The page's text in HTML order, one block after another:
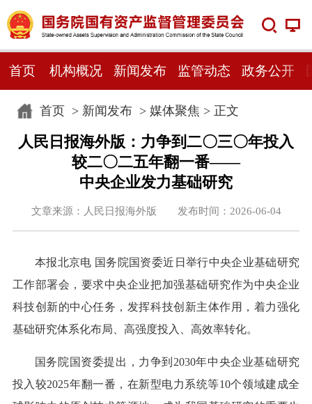
首页 机构概况 新闻发布 监管动态 政务公开
首页> 新闻发布> 媒体聚焦 > 正文
人民日报海外版：力争到二〇三〇年投入
较二〇二五年翻一番——
中央企业发力基础研究
文章来源：人民日报海外版 发布时间：2026-06-04
本报北京电 国务院国资委近日举行中央企业基础研究
工作部署会，要求中央企业把加强基础研究作为中央企业
科技创新的中心任务，发挥科技创新主体作用，着力强化
基础研究体系化布局、高强度投入、高效率转化。
国务院国资委提出，力争到2030年中央企业基础研究
投入较2025年翻一番，在新型电力系统等10个领域建成全